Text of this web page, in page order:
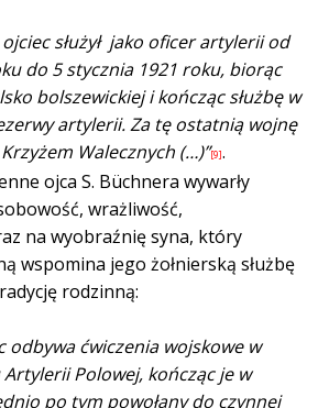
służył jako oficer artylerii od
do 5 stycznia 1921 roku, biorąc
bolszewickiej i kończąc służbę w
artylerii. Za tę ostatnią wojnę
Walecznych (…)”[9].
ojca S. Büchnera wywarły
wrażliwość,
na wyobraźnię syna, który
wspomina jego żołnierską służbę
rodzinną:
odbywa ćwiczenia wojskowe w
Artylerii Polowej, kończąc je w
po tym powołany do czynnej